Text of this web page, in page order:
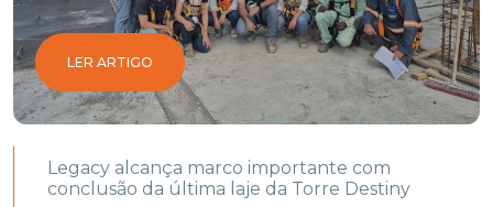
LER ARTIGO
Legacy alcança marco importante com
conclusão da última laje da Torre Destiny